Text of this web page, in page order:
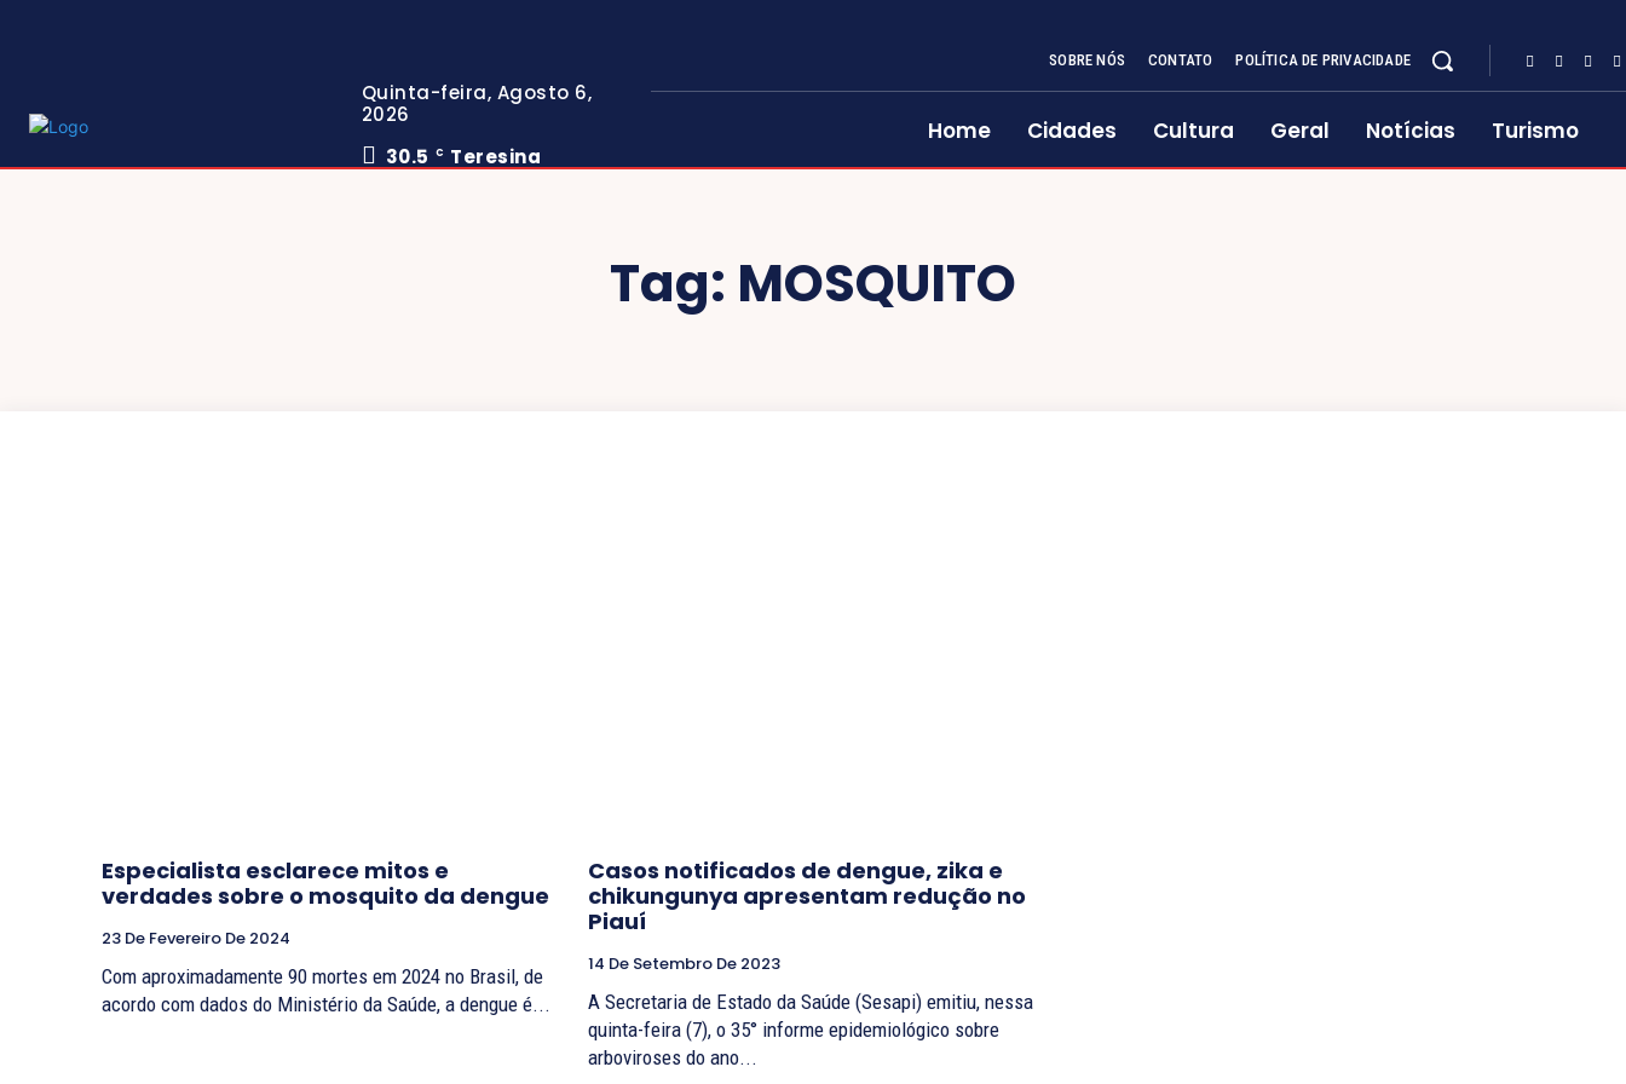
Quinta-feira, Agosto 6,
2026
30.5
C Teresina
SOBRE NÓS CONTATO POLÍTICA DE PRIVACIDADE
Home Cidades Cultura Geral Notícias Turismo
Tag: MOSQUITO
Especialista esclarece mitos e
verdades sobre o mosquito da dengue
23 De Fevereiro De 2024
Com aproximadamente 90 mortes em 2024 no Brasil, de
acordo com dados do Ministério da Saúde, a dengue é...
Casos notificados de dengue, zika e
chikungunya apresentam redução no
Piauí
14 De Setembro De 2023
A Secretaria de Estado da Saúde (Sesapi) emitiu, nessa
quinta-feira (7), o 35° informe epidemiológico sobre
arboviroses do ano...